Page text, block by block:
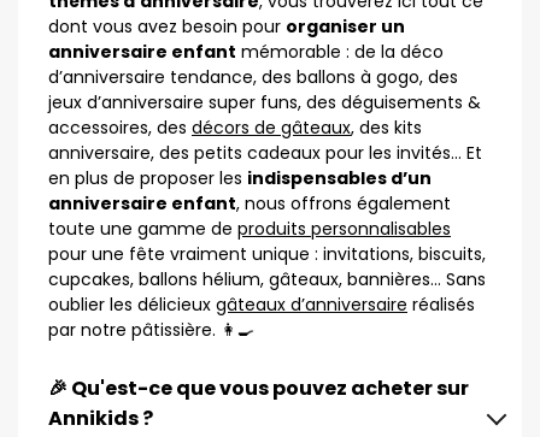
dont vous avez besoin pour organiser un
anniversaire enfant mémorable : de la déco
d’anniversaire tendance, des ballons à gogo, des
jeux d’anniversaire super funs, des déguisements &
accessoires, des décors de gâteaux, des kits
anniversaire, des petits cadeaux pour les invités… Et
en plus de proposer les indispensables d’un
anniversaire enfant, nous offrons également
toute une gamme de produits personnalisables
pour une fête vraiment unique : invitations, biscuits,
cupcakes, ballons hélium, gâteaux, bannières… Sans
oublier les délicieux gâteaux d’anniversaire réalisés
par notre pâtissière. 👩‍🍳
🎉 Qu'est-ce que vous pouvez acheter sur
Annikids ?